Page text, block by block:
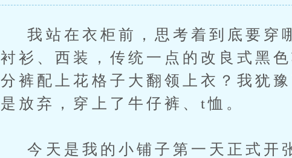
我站在衣柜前，思考着到底要穿
衬衫、西装，传统一点的改良式黑
分裤配上花格子大翻领上衣？我犹
是放弃，穿上了牛仔裤、t恤。
今天是我的小铺子第一天正式开